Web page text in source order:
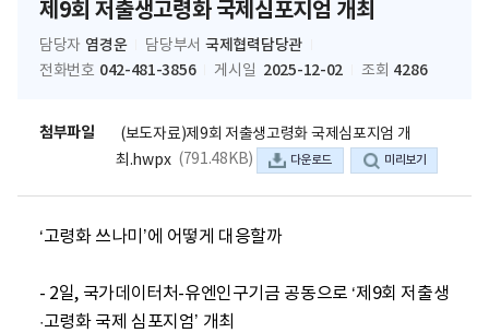
제9회 저출생고령화 국제심포지엄 개최
담당자 염경운 담당부서 국제협력담당관
전화번호 042-481-3856 게시일 2025-12-02 조회 4286
첨부파일
(보도자료)제9회 저출생고령화 국제심포지엄 개
최.hwpx (791.48KB) 다운로드 미리보기
‘고령화 쓰나미’에 어떻게 대응할까
- 2일, 국가데이터처-유엔인구기금 공동으로 ‘제9회 저출생
·고령화 국제 심포지엄’ 개최